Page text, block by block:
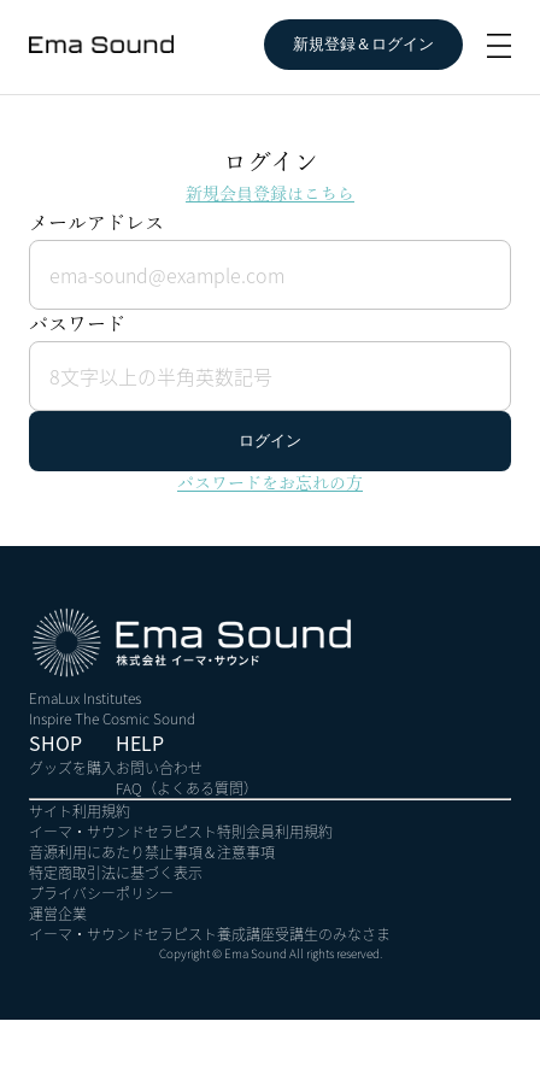
新規登録＆ログイン
ログイン
新規会員登録はこちら
メールアドレス
パスワード
ログイン
パスワードをお忘れの方
EmaLux Institutes
Inspire The Cosmic Sound
SHOP
グッズを購入
HELP
お問い合わせ
FAQ（よくある質問）
サイト利用規約
イーマ・サウンドセラピスト特則会員利用規約
音源利用にあたり禁止事項＆注意事項
特定商取引法に基づく表示
プライバシーポリシー
運営企業
イーマ・サウンドセラピスト養成講座受講生のみなさま
Copyright © Ema Sound All rights reserved.